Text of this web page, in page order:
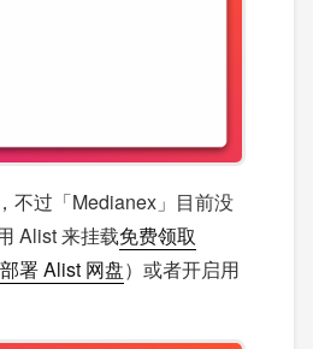
不过「Medianex」目前没
Alist 来挂载免费领取
署 Alist 网盘）或者开启用